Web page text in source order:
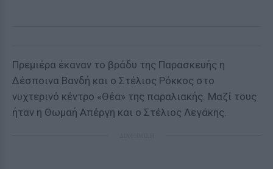
Πρεμιέρα έκαναν το βράδυ της Παρασκευής η
Δέσποινα Βανδή και ο Στέλιος Ρόκκος στο
νυχτερινό κέντρο «Θέα» της παραλιακής. Μαζί τους
ήταν η Θωμαή Απέργη και ο Στέλιος Λεγάκης.